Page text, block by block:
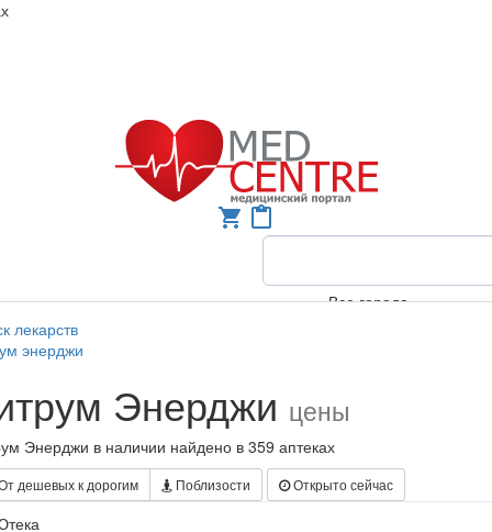
shopping_cart content_paste
Все города
лекарств
энерджи
Энерджи цены
Энерджи в наличии найдено в 359 аптеках
дешевых к дорогим Поблизости Открыто сейчас